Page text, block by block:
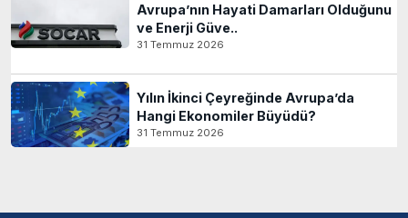
Avrupa’nın Hayati Damarları Olduğunu
ve Enerji Güve..
31 Temmuz 2026
Yılın İkinci Çeyreğinde Avrupa’da
Hangi Ekonomiler Büyüdü?
31 Temmuz 2026